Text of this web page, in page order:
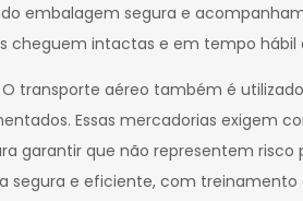
embalagem segura e
cheguem intactas e em tempo hábil
O transporte aéreo também é
Essas mercadorias exigem
garantir que não representem
segura e eficiente, com treinamento